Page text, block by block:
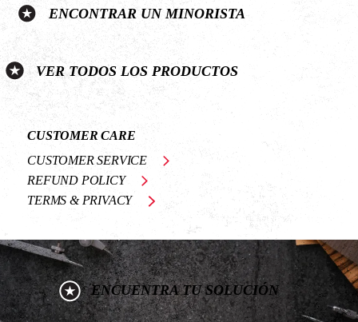
ENCONTRAR UN MINORISTA
VER TODOS LOS PRODUCTOS
CUSTOMER CARE
CUSTOMER SERVICE
REFUND POLICY
TERMS & PRIVACY
ENCUENTRA TU SOLUCIÓN